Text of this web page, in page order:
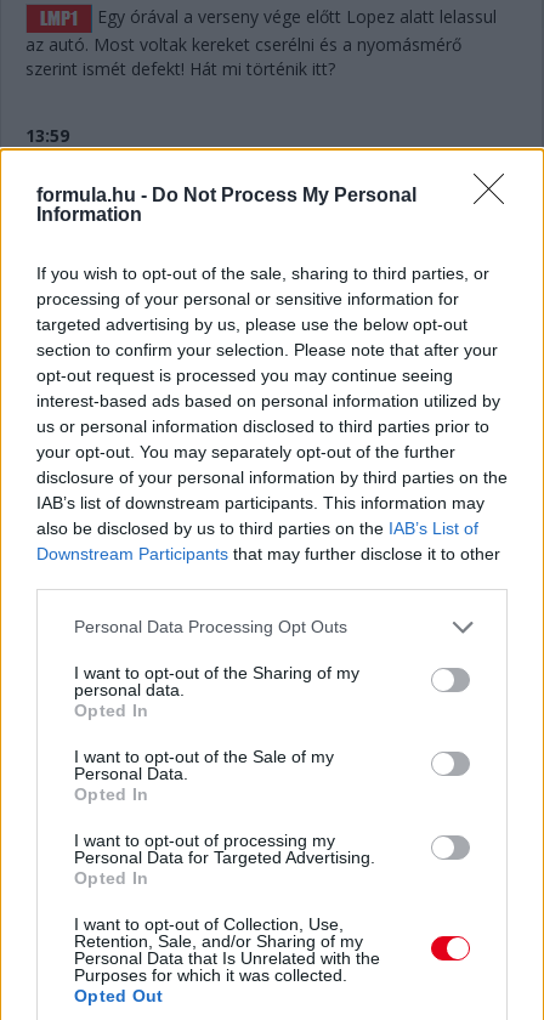
formula.hu - Do Not Process My Personal
Information
If you wish to opt-out of the sale, sharing to third parties, or
processing of your personal or sensitive information for
targeted advertising by us, please use the below opt-out
section to confirm your selection. Please note that after your
opt-out request is processed you may continue seeing
interest-based ads based on personal information utilized by
us or personal information disclosed to third parties prior to
your opt-out. You may separately opt-out of the further
disclosure of your personal information by third parties on the
IAB’s list of downstream participants. This information may
also be disclosed by us to third parties on the IAB’s List of
Downstream Participants that may further disclose it to other
Please note that this website/app uses one or more Google
not limited to your visit or usage behaviour. You may click to
grant or deny consent to Google and its third-party tags to
use your data for below specified purposes in below Google
consent section.
Personal Data Processing Opt Outs
I want to opt-out of the Sharing of my
personal data.
Opted In
I want to opt-out of the Sale of my
Personal Data.
Opted In
I want to opt-out of processing my
Personal Data for Targeted Advertising.
Opted In
I want to opt-out of Collection, Use,
Retention, Sale, and/or Sharing of my
Personal Data that Is Unrelated with the
Purposes for which it was collected.
Opted Out
Egy órával a verseny vége előtt Lopez alatt lelassul
az autó. Most voltak kereket cserélni és a nyomásmérő
szerint ismét defekt! Hát mi történik itt?
13:59
Lelassult a #7-es Toyota! Hát ilyet!!!
13:56
Defekt a #7-es Toyotánál, ha jól hallottuk az
üzenetet. De már túl is vannak a kiálláson, belefért.
13:55
Hát nagyjából semennyi! Úgy hat másodperc. Két
kört kell még megtennie Keatingnek a kerékcsere előtt,
Bergmeister addig utol is érheti – és amúgy mintha megint
nem lett volna teljesen tiszta az indulás...
Keating bejött letölteni a büntetést, megállt és
elindult, nézzük, mennyi előnye marad...
Éles csata a 7-8. helyen: az egy szem élő Corvette-tel
Garcia kergeti Plát a Fordban.
Közben már csak 37,5 másodperc Bergmeister lemaradása...
ÉS ITT AZ ÚJABB DRÁMA! Keating stop&go